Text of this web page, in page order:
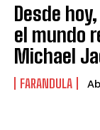
Desde
el mundo
Michael
FARANDULA